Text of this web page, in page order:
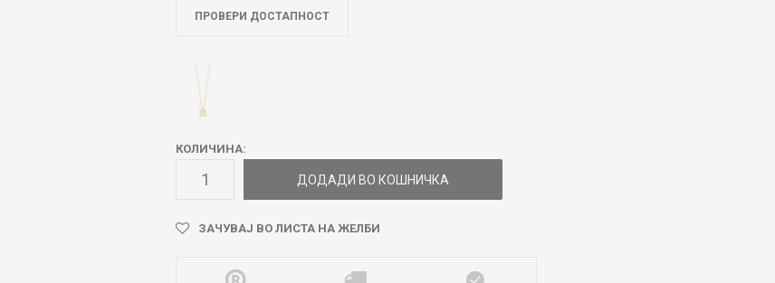
ПРОВЕРИ ДОСТАПНОСТ
КОЛИЧИНА:
ДОДАДИ ВО КОШНИЧКА
ЗАЧУВАЈ ВО ЛИСТА НА ЖЕЛБИ